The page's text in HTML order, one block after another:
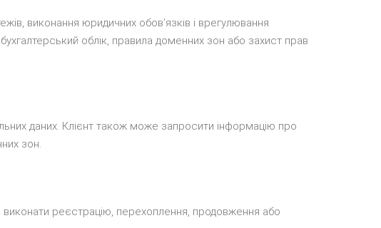
виконання юридичних обовʼязків і врегулювання
облік, правила доменних зон або захист прав
даних. Клієнт також може запросити інформацію про
зон.
виконати реєстрацію, перехоплення, продовження або